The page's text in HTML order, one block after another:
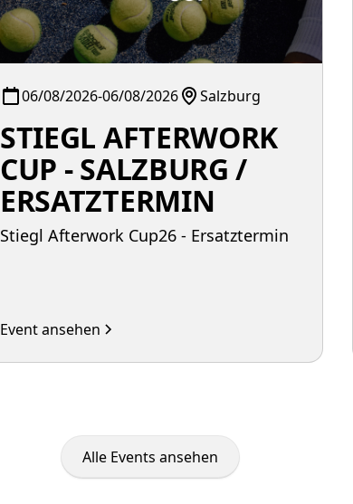
06/08/2026-06/08/2026 Salzburg
STIEGL AFTERWORK
CUP - SALZBURG /
ERSATZTERMIN
Stiegl Afterwork Cup26 - Ersatztermin
Event ansehen
Alle Events ansehen